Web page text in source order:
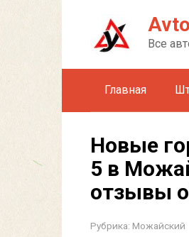
Все
Главная
Новые
5 в
отзывы
Рубрика: Можайский